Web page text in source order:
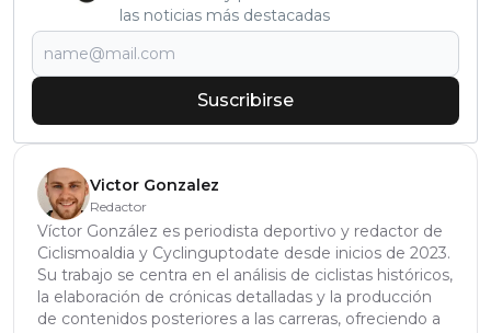
las noticias más destacadas
Suscribirse
Victor Gonzalez
Redactor
Víctor González es periodista deportivo y redactor de
Ciclismoaldia y Cyclinguptodate desde inicios de 2023.
Su trabajo se centra en el análisis de ciclistas históricos,
la elaboración de crónicas detalladas y la producción
de contenidos posteriores a las carreras, ofreciendo a